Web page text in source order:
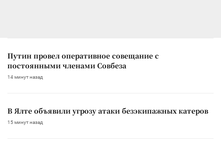
Путин провел оперативное совещание с
постоянными членами Совбеза
14 минут назад
В Ялте объявили угрозу атаки безэкипажных катеров
15 минут назад